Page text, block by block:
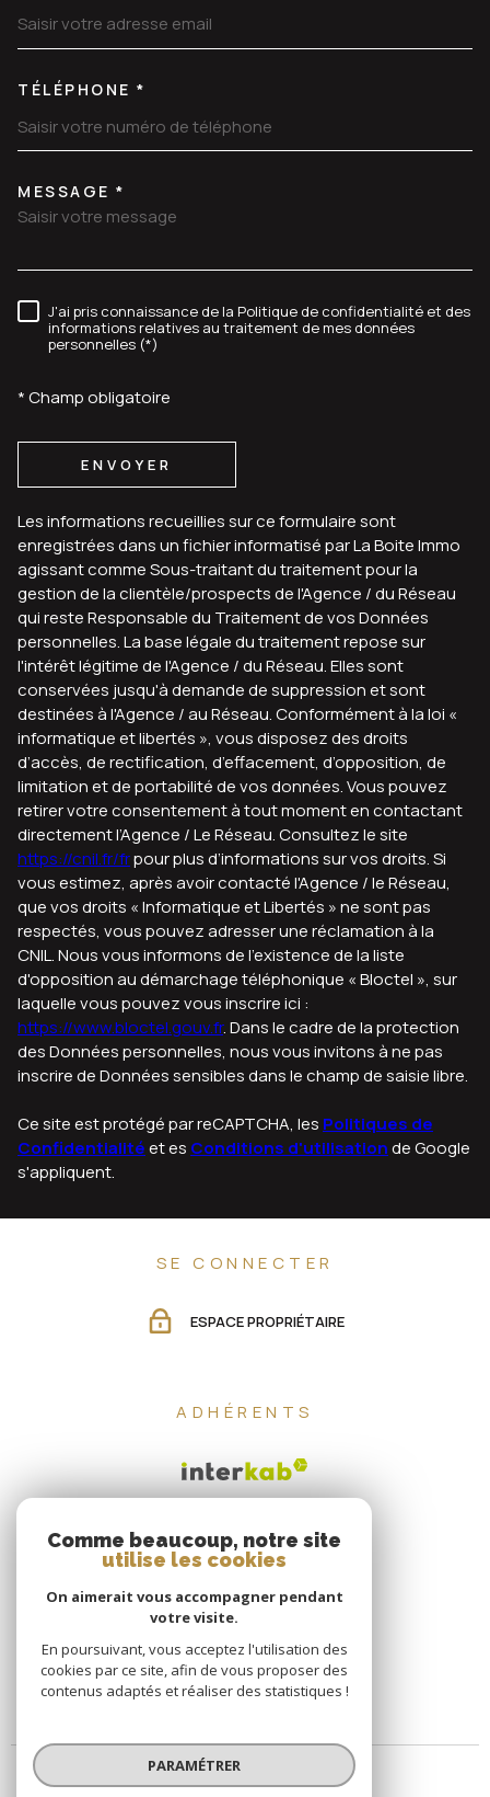
TÉLÉPHONE *
TRAD_MELTEM_VOREDEMANDE
MESSAGE *
RÈGLEMENTATION
J'ai pris connaissance de la Politique de confidentialité et des
informations relatives au traitement de mes données
personnelles (*)
* Champ obligatoire
ENVOYER
Les informations recueillies sur ce formulaire sont
enregistrées dans un fichier informatisé par La Boite Immo
agissant comme Sous-traitant du traitement pour la
gestion de la clientèle/prospects de l'Agence / du Réseau
qui reste Responsable du Traitement de vos Données
personnelles. La base légale du traitement repose sur
l'intérêt légitime de l'Agence / du Réseau. Elles sont
conservées jusqu'à demande de suppression et sont
destinées à l'Agence / au Réseau. Conformément à la loi «
informatique et libertés », vous disposez des droits
d’accès, de rectification, d’effacement, d’opposition, de
limitation et de portabilité de vos données. Vous pouvez
retirer votre consentement à tout moment en contactant
directement l’Agence / Le Réseau. Consultez le site
https://cnil.fr/frpour plus d’informations sur vos droits. Si
vous estimez, après avoir contacté l'Agence / le Réseau,
que vos droits « Informatique et Libertés » ne sont pas
respectés, vous pouvez adresser une réclamation à la
CNIL. Nous vous informons de l’existence de la liste
d'opposition au démarchage téléphonique « Bloctel », sur
laquelle vous pouvez vous inscrire ici :
https://www.bloctel.gouv.fr. Dans le cadre de la protection
des Données personnelles, nous vous invitons à ne pas
inscrire de Données sensibles dans le champ de saisie libre.
Ce site est protégé par reCAPTCHA, les Politiques de
Confidentialitéet es Conditions d'utilisationde Google
s'appliquent.
SE CONNECTER
ESPACE PROPRIÉTAIRE
ADHÉRENTS
Comme beaucoup, notre site
utilise les cookies
On aimerait vous accompagner pendant
votre visite.
En poursuivant, vous acceptez l'utilisation des
cookies par ce site, afin de vous proposer des
contenus adaptés et réaliser des statistiques !
PARAMÉTRER